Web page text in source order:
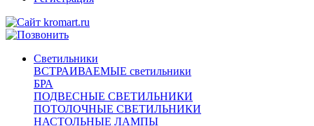
Светильники
ВСТРАИВАЕМЫЕ светильники
БРА
ПОДВЕСНЫЕ СВЕТИЛЬНИКИ
ПОТОЛОЧНЫЕ СВЕТИЛЬНИКИ
НАСТОЛЬНЫЕ ЛАМПЫ